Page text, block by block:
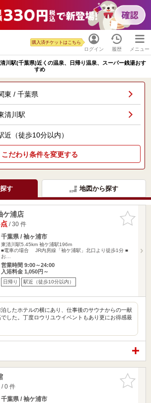
ログイン
購入済チケットはこちら
履歴 メニュー
川駅(千葉県)近くの温泉、日帰り温泉、スーパー銭湯おす
すめ
東 / 千葉県
清川駅
近（徒歩10分以内）
こだわり条件を変更する
す 地図から探す
お気に入
りに追加
ケ浦店
/ 30 件
千葉県 / 袖ヶ浦市
東清川駅5.45km 袖ケ浦駅196m
■電車の場合 JR内房線「袖ケ浦駅」北口より徒歩1分 ■
お…
営業時間 9:00～24:00
入浴料金 1,050円～
日帰り 駅近（徒歩10分以内）
泊したホテルの横にあり、仕事後のサウナからの一献
でした。丁度ロウリユウイベントもあり更にお得感最
お気に入
りに追加
/ 0 件
千葉県 / 袖ケ浦市